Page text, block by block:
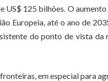
125 bilhões. O
Europeia, até o ano de
do ponto de vista
em especial para